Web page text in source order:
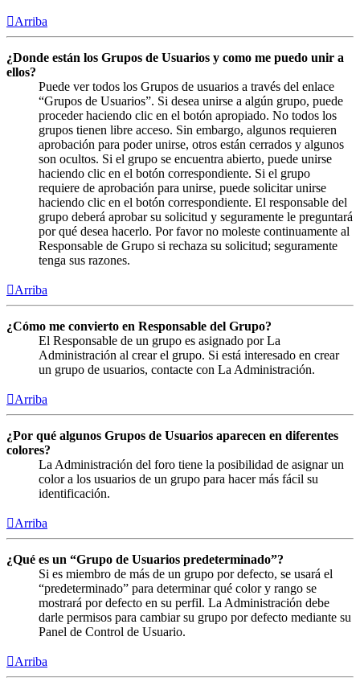
Arriba
¿Donde están los Grupos de Usuarios y como me puedo unir a
ellos?
Puede ver todos los Grupos de usuarios a través del enlace
“Grupos de Usuarios”. Si desea unirse a algún grupo, puede
proceder haciendo clic en el botón apropiado. No todos los
grupos tienen libre acceso. Sin embargo, algunos requieren
aprobación para poder unirse, otros están cerrados y algunos
son ocultos. Si el grupo se encuentra abierto, puede unirse
haciendo clic en el botón correspondiente. Si el grupo
requiere de aprobación para unirse, puede solicitar unirse
haciendo clic en el botón correspondiente. El responsable del
grupo deberá aprobar su solicitud y seguramente le preguntará
por qué desea hacerlo. Por favor no moleste continuamente al
Responsable de Grupo si rechaza su solicitud; seguramente
tenga sus razones.
Arriba
¿Cómo me convierto en Responsable del Grupo?
El Responsable de un grupo es asignado por La
Administración al crear el grupo. Si está interesado en crear
un grupo de usuarios, contacte con La Administración.
Arriba
¿Por qué algunos Grupos de Usuarios aparecen en diferentes
colores?
La Administración del foro tiene la posibilidad de asignar un
color a los usuarios de un grupo para hacer más fácil su
identificación.
Arriba
¿Qué es un “Grupo de Usuarios predeterminado”?
Si es miembro de más de un grupo por defecto, se usará el
“predeterminado” para determinar qué color y rango se
mostrará por defecto en su perfil. La Administración debe
darle permisos para cambiar su grupo por defecto mediante su
Panel de Control de Usuario.
Arriba